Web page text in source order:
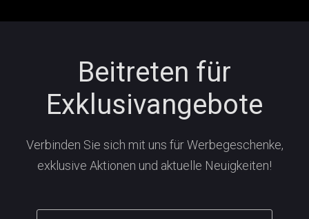
Beitreten für
Exklusivangebote
Verbinden Sie sich mit uns für Werbegeschenke,
exklusive Aktionen und aktuelle Neuigkeiten!